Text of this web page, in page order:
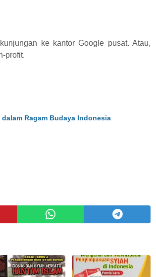
ke kantor Google pusat. Atau,
profit.
Ragam Budaya Indonesia